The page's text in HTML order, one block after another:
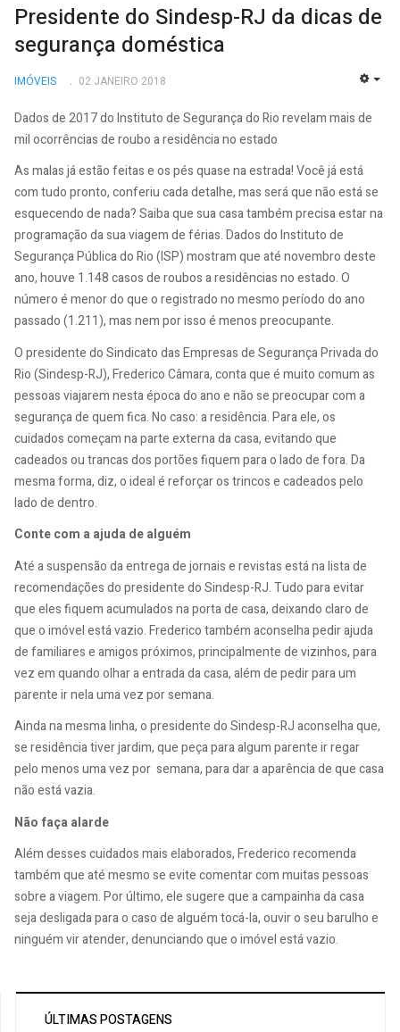
Presidente do Sindesp-RJ da dicas de
segurança doméstica
IMÓVEIS 02 JANEIRO 2018
Dados de 2017 do Instituto de Segurança do Rio revelam mais de
mil ocorrências de roubo a residência no estado
As malas já estão feitas e os pés quase na estrada! Você já está
com tudo pronto, conferiu cada detalhe, mas será que não está se
esquecendo de nada? Saiba que sua casa também precisa estar na
programação da sua viagem de férias. Dados do Instituto de
Segurança Pública do Rio (ISP) mostram que até novembro deste
ano, houve 1.148 casos de roubos a residências no estado. O
número é menor do que o registrado no mesmo período do ano
passado (1.211), mas nem por isso é menos preocupante.
O presidente do Sindicato das Empresas de Segurança Privada do
Rio (Sindesp-RJ), Frederico Câmara, conta que é muito comum as
pessoas viajarem nesta época do ano e não se preocupar com a
segurança de quem fica. No caso: a residência. Para ele, os
cuidados começam na parte externa da casa, evitando que
cadeados ou trancas dos portões fiquem para o lado de fora. Da
mesma forma, diz, o ideal é reforçar os trincos e cadeados pelo
lado de dentro.
Conte com a ajuda de alguém
Até a suspensão da entrega de jornais e revistas está na lista de
recomendações do presidente do Sindesp-RJ. Tudo para evitar
que eles fiquem acumulados na porta de casa, deixando claro de
que o imóvel está vazio. Frederico também aconselha pedir ajuda
de familiares e amigos próximos, principalmente de vizinhos, para
vez em quando olhar a entrada da casa, além de pedir para um
parente ir nela uma vez por semana.
Ainda na mesma linha, o presidente do Sindesp-RJ aconselha que,
se residência tiver jardim, que peça para algum parente ir regar
pelo menos uma vez por semana, para dar a aparência de que casa
não está vazia.
Não faça alarde
Além desses cuidados mais elaborados, Frederico recomenda
também que até mesmo se evite comentar com muitas pessoas
sobre a viagem. Por último, ele sugere que a campainha da casa
seja desligada para o caso de alguém tocá-la, ouvir o seu barulho e
ninguém vir atender, denunciando que o imóvel está vazio.
ÚLTIMAS POSTAGENS